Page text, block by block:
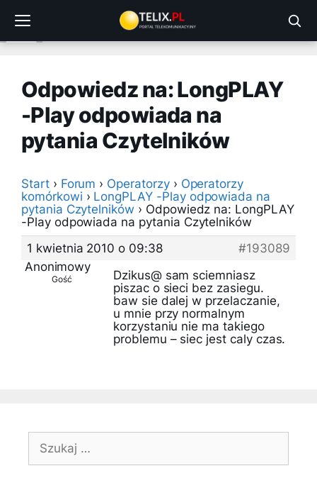
treści
Odpowiedz na: LongPLAY
-Play odpowiada na
pytania Czytelników
Start › Forum › Operatorzy › Operatorzy
komórkowi › LongPLAY -Play odpowiada na
pytania Czytelników › Odpowiedz na: LongPLAY
-Play odpowiada na pytania Czytelników
1 kwietnia 2010 o 09:38
#193089
Anonimowy
Gość
Dzikus@ sam sciemniasz
piszac o sieci bez zasiegu.
baw sie dalej w przelaczanie,
u mnie przy normalnym
korzystaniu nie ma takiego
problemu – siec jest caly czas.
Szukaj: